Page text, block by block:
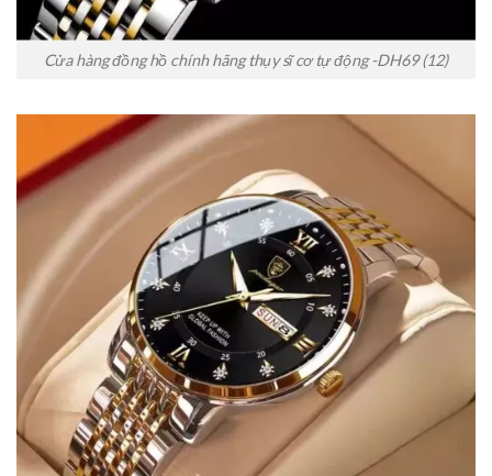
Cửa hàng đồng hồ chính hãng thụy sĩ cơ tự động -DH69 (12)